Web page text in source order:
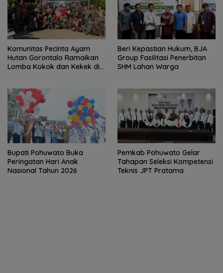
Komunitas Pecinta Ayam
Hutan Gorontalo Ramaikan
Lomba Kokok dan Kekek di
Beri Kepastian Hukum, BJA
Group Fasilitasi Penerbitan
SHM Lahan Warga
Bupati Pohuwato Buka
Peringatan Hari Anak
Nasional Tahun 2026
Pemkab Pohuwato Gelar
Tahapan Seleksi Kompetensi
Teknis JPT Pratama